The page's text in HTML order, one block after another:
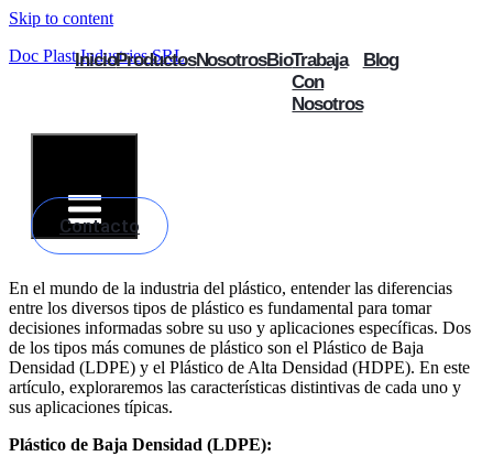
Skip to content
Doc Plast Industries SRL
InicioProductosNosotrosBioTrabaja
Con
Nosotros
Blog
Contacto
En el mundo de la industria del plástico, entender las diferencias
entre los diversos tipos de plástico es fundamental para tomar
decisiones informadas sobre su uso y aplicaciones específicas. Dos
de los tipos más comunes de plástico son el Plástico de Baja
Densidad (LDPE) y el Plástico de Alta Densidad (HDPE). En este
artículo, exploraremos las características distintivas de cada uno y
sus aplicaciones típicas.
Plástico de Baja Densidad (LDPE):